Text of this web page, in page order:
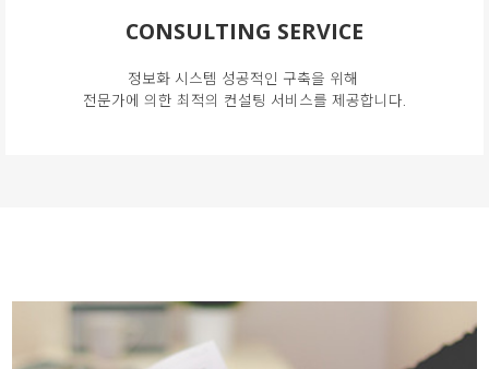
CONSULTING SERVICE
정보화 시스템 성공적인 구축을 위해
전문가에 의한 최적의 컨설팅 서비스를 제공합니다.